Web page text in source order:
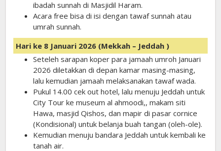
ibadah sunnah di Masjidil Haram.
Acara free bisa di isi dengan tawaf sunnah atau
umrah sunnah.
Hari ke 8 Januari 2026 (Mekkah – Jeddah )
Seteleh sarapan koper para jamaah umroh Januari
2026 diletakkan di depan kamar masing-masing,
lalu kemudian jamaah melaksanakan tawaf wada.
Pukul 14.00 cek out hotel, lalu menuju Jeddah untuk
City Tour ke museum al ahmoodi,, makam siti
Hawa, masjid Qishos, dan mapir di pasar cornice
(Kondisional) untuk belanja buah tangan (oleh-ole).
Kemudian menuju bandara Jeddah untuk kembali ke
tanah air.